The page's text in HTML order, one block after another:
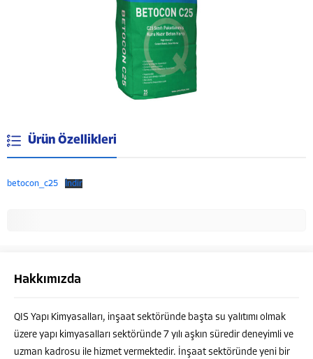
Ürün Özellikleri
betocon_c25 İndir
Hakkımızda
QIS Yapı Kimyasalları, inşaat sektöründe başta su yalıtımı olmak
üzere yapı kimyasalları sektöründe 7 yılı aşkın süredir deneyimli ve
uzman kadrosu ile hizmet vermektedir. İnşaat sektöründe yeni bir
Müşteri Temsilcisi